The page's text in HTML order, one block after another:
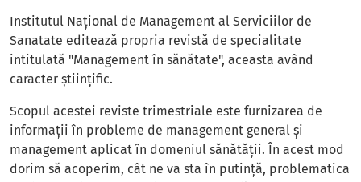
Institutul Național de Management al Serviciilor de
Sanatate editează propria revistă de specialitate
intitulată "Management în sănătate", aceasta având
caracter ştiinţific.
Scopul acestei reviste trimestriale este furnizarea de
informaţii în probleme de management general şi
management aplicat în domeniul sănătăţii. În acest mod
dorim să acoperim, cât ne va sta în putinţă, problematica